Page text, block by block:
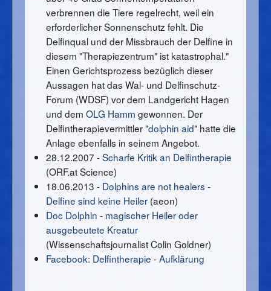
verbrennen die Tiere regelrecht, weil ein
erforderlicher Sonnenschutz fehlt. Die
Delfinqual und der Missbrauch der Delfine in
diesem "Therapiezentrum" ist katastrophal."
Einen Gerichtsprozess bezüglich dieser
Aussagen hat das Wal- und Delfinschutz-
Forum (WDSF) vor dem Landgericht Hagen
und dem OLG Hamm gewonnen. Der
Delfintherapievermittler "dolphin aid" hatte die
Anlage ebenfalls in seinem Angebot.
28.12.2007 -Scharfe Kritik an Delfintherapie
(ORF.at Science)
18.06.2013 - Dolphins are not healers -
Delfine sind keine Heiler (aeon)
Doc Dolphin - magischer Heiler oder
ausgebeutete Kreatur
(Wissenschaftsjournalist Colin Goldner)
Facebook: Delfintherapie - Aufklärung